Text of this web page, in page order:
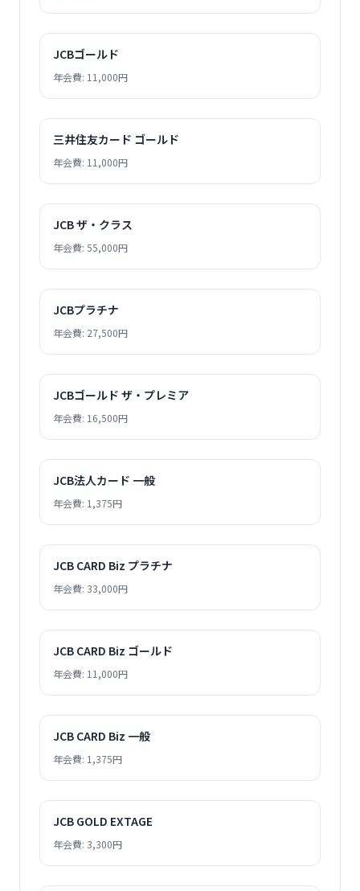
JCBゴールド
年会費: 11,000円
三井住友カード ゴールド
年会費: 11,000円
JCB ザ・クラス
年会費: 55,000円
JCBプラチナ
年会費: 27,500円
JCBゴールド ザ・プレミア
年会費: 16,500円
JCB法人カード 一般
年会費: 1,375円
JCB CARD Biz プラチナ
年会費: 33,000円
JCB CARD Biz ゴールド
年会費: 11,000円
JCB CARD Biz 一般
年会費: 1,375円
JCB GOLD EXTAGE
年会費: 3,300円